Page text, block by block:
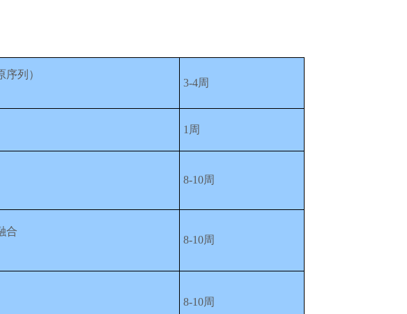
列）
3-4周
1周
8-10周
合
8-10周
8-10周